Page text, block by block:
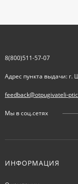
8(800)511-57-07
Адрес пункта выдачи: г.
feedback@otpugivateli-
Мы в соц.сетях
ИНФОРМАЦИЯ